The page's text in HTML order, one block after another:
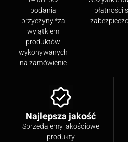
podania
przyczyny *za
wyjątkiem
produktów
wykonywanych
na zamówienie
płatności
Najlepsza jakość
Sprzedajemy jakościowe
produkty